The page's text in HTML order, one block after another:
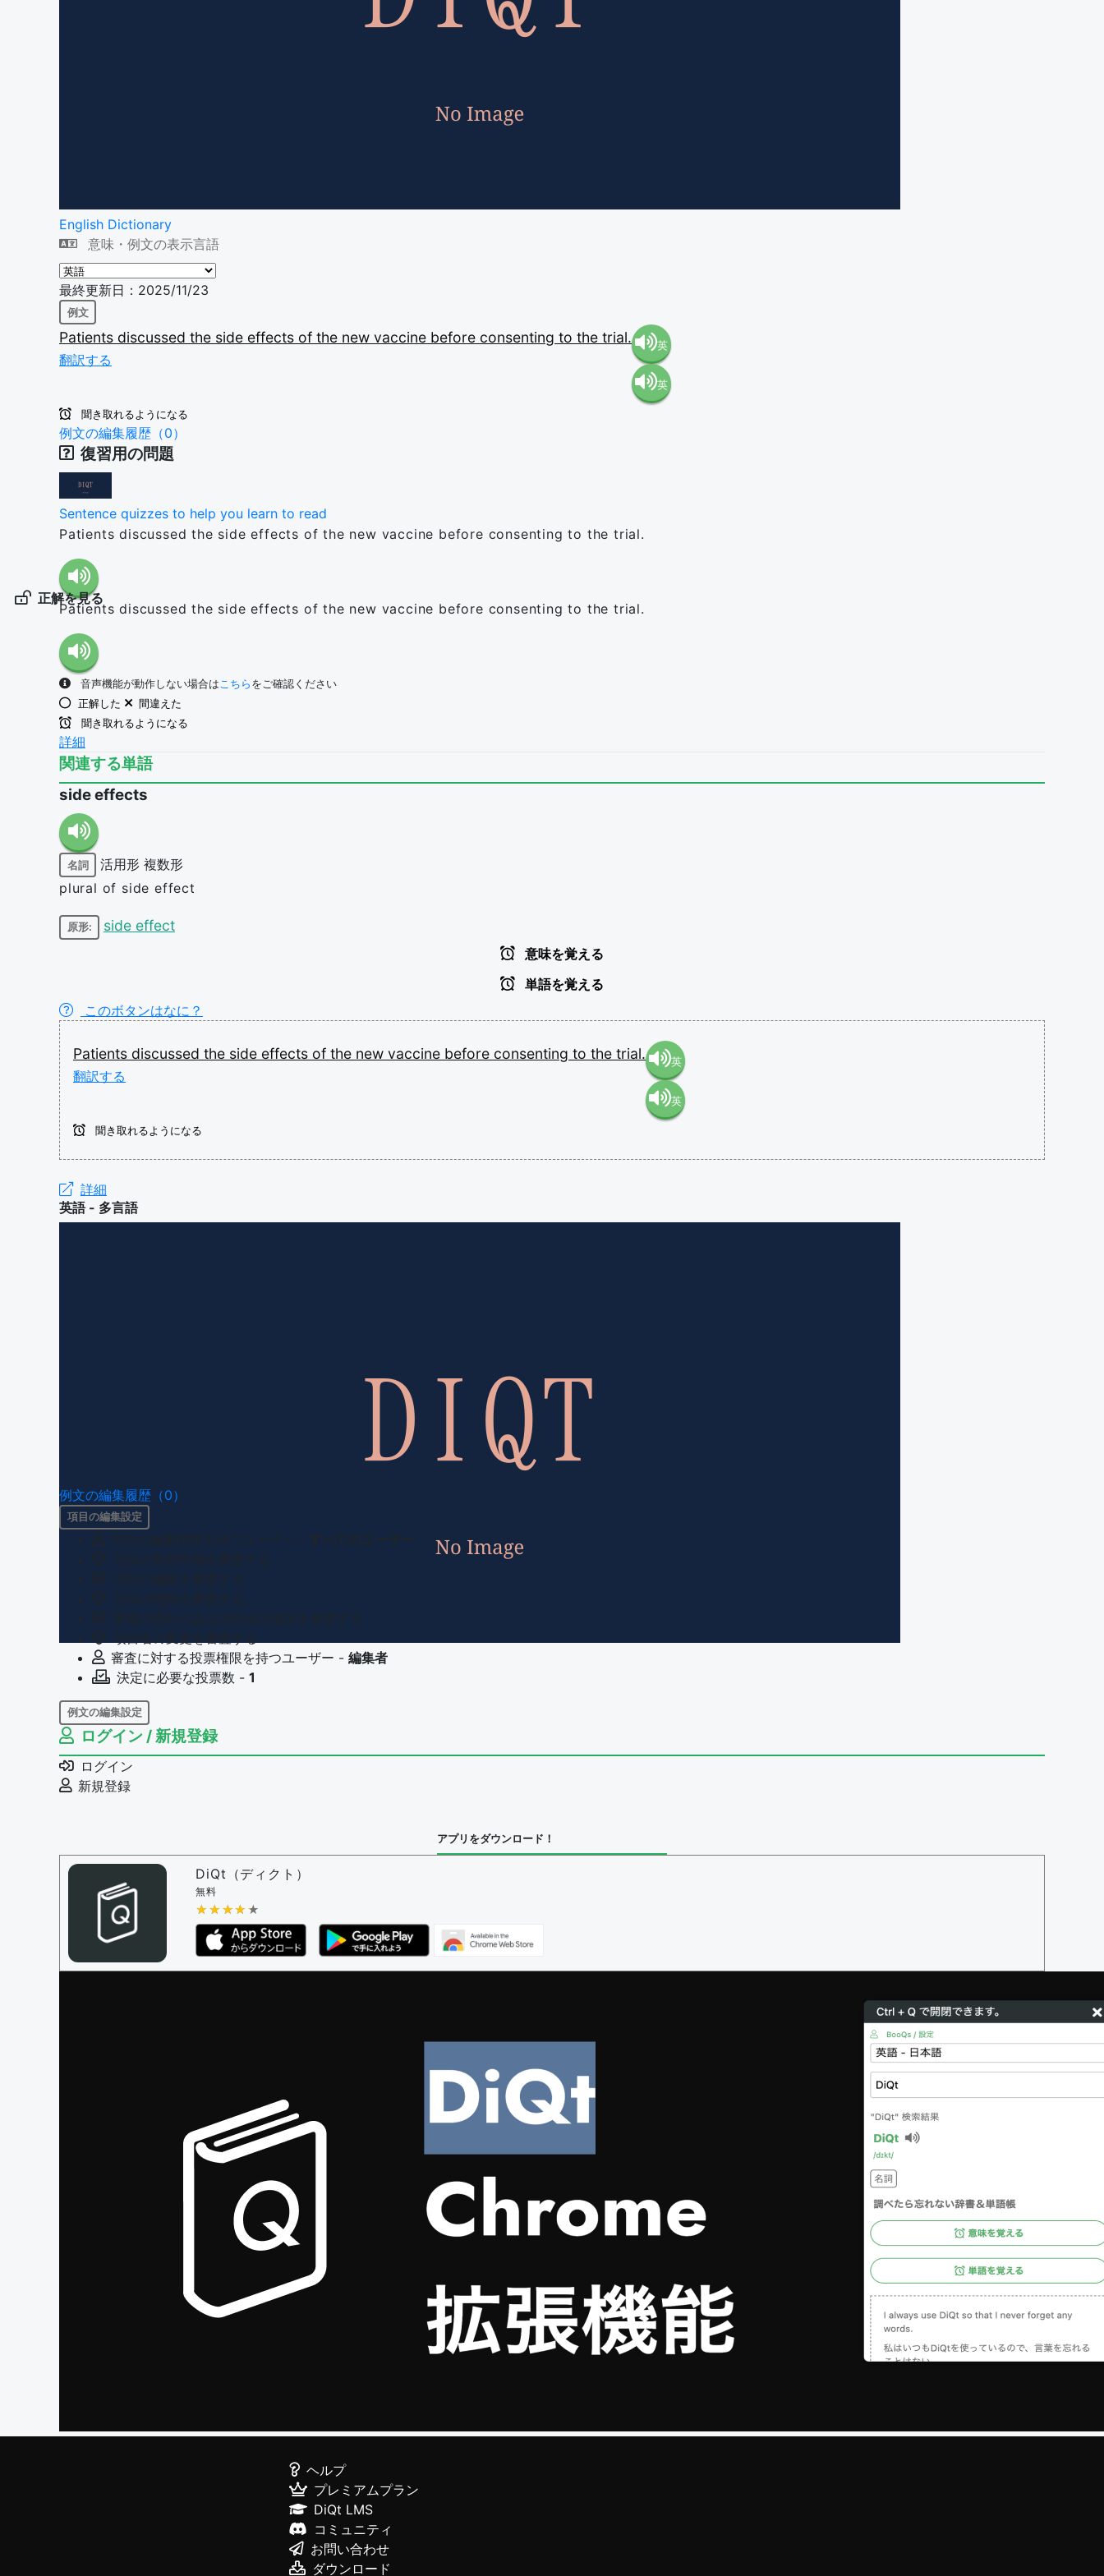
English Dictionary
意味・例文の表示言語
最終更新日：2025/11/23
例文
Patients discussed the side effects of the new vaccine before consenting to the trial.
翻訳する
英
語（米
英
聞き取れるようになる
例文の編集履歴（0）
復習用の問題
Sentence quizzes to help you learn to read
Patients discussed the side effects of the new vaccine before consenting to the trial.
正解を見る
Patients discussed the side effects of the new vaccine before consenting to the trial.
音声機能が動作しない場合はこちら をご確認ください
正解した
間違えた
聞き取れるようになる
詳細
関連する単語
side effects
名詞 活用形 複数形
plural of side effect
原形: side effect
意味を覚える
単語を覚える
このボタンはなに？
Patients discussed the side effects of the new vaccine before consenting to the trial.
翻訳する
英
語（米
英
聞き取れるようになる
詳細
英語 - 多言語
例文の編集履歴（0）
項目の編集設定
審査に対する投票権限を持つユーザー - 編集者
決定に必要な投票数 - 1
例文の編集設定
例文の編集権限を持つユーザー -
例文の削除を審査する
審査に対する投票権限を持つユーザー -
決定に必要な投票数 -
問題の編集権限を持つユーザー -すべてのユーザー
審査に対する投票権限を持つユーザー -
決定に必要な投票数 -
編集ガイドライン
ログイン / 新規登録
ログイン
新規登録
アプリをダウンロード！
DiQt（ディクト）
無料
★★★★★
★★★★★
ヘルプ
プレミアムプラン
DiQt LMS
コミュニティ
お問い合わせ
ダウンロード